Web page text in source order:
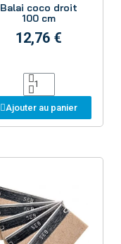
Balai coco droit
100 cm
12,76 €
Ajouter au panier